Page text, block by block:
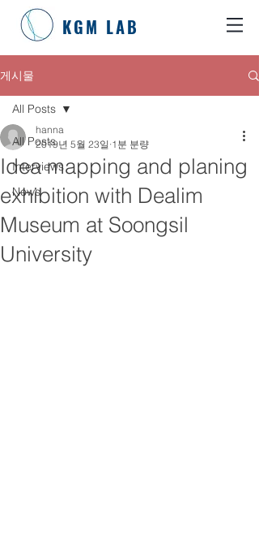
KGM LAB
게시물
All Posts
Interviews
News
All Posts
Idea mapping and planing
exhibition with Dealim
Museum at Soongsil
University
hanna
2019년 5월 23일 1분 분량